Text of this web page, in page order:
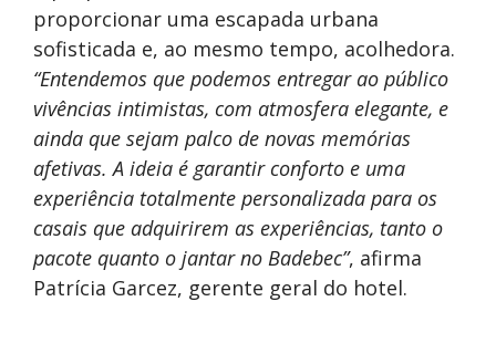
proporcionar uma escapada urbana
sofisticada e, ao mesmo tempo, acolhedora.
“Entendemos que podemos entregar ao público
vivências intimistas, com atmosfera elegante, e
ainda que sejam palco de novas memórias
afetivas. A ideia é garantir conforto e uma
experiência totalmente personalizada para os
casais que adquirirem as experiências, tanto o
pacote quanto o jantar no Badebec”, afirma
Patrícia Garcez, gerente geral do hotel.